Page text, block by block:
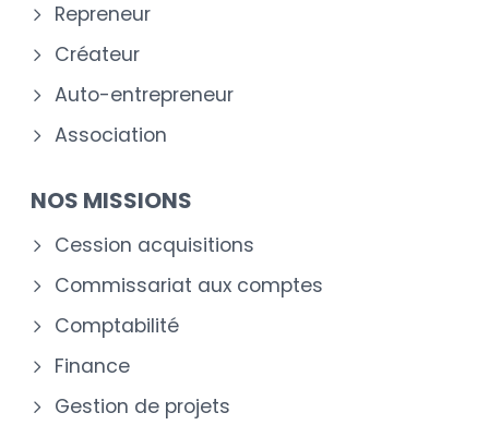
Repreneur
Créateur
Auto-entrepreneur
Association
NOS MISSIONS
Cession acquisitions
Commissariat aux comptes
Comptabilité
Finance
Gestion de projets